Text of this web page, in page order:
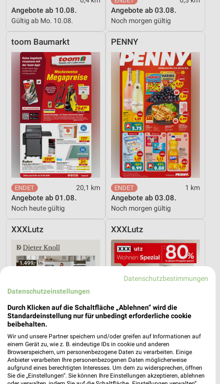
Angebote ab 10.08.
Gültig ab Mo. 10.08.
Angebote ab 03.08.
Noch morgen gültig
toom Baumarkt
20,1 km
Angebote ab 01.08.
Noch heute gültig
PENNY
1 km
Angebote ab 03.08.
Noch morgen gültig
XXXLutz
18,3 km
XXXLutz
18,3 km
Datenschutzbestimmungen
Datenschutzeinstellungen
Durch Klicken auf die Schaltfläche „Ablehnen“ wird die
Standardeinstellung nur für unbedingt erforderliche cookie
beibehalten.
Wir und unsere Partner speichern und/oder greifen auf Informationen auf
einem Gerät zu, wie z. B. eindeutige IDs in cookie und anderen
Browserspeichern, um personenbezogene Daten zu verarbeiten. Einige
Anbieter verarbeiten Ihre personenbezogenen Daten möglicherweise
aufgrund eines berechtigten Interesses. Um dem zu widersprechen, öffnen
Sie die „Einstellungen“. Sie können Ihre Einstellungen akzeptieren, ablehnen